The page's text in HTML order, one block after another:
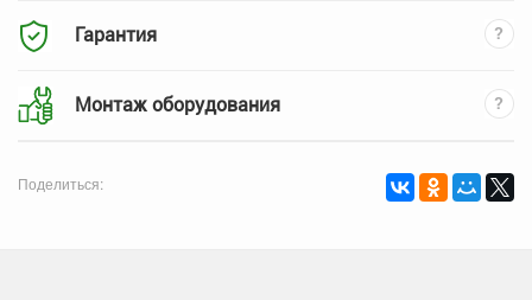
Гарантия
Монтаж оборудования
Поделиться: